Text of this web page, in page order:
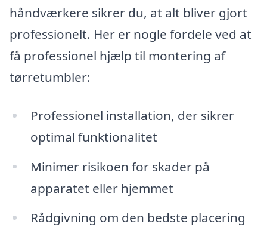
håndværkere sikrer du, at alt bliver gjort
professionelt. Her er nogle fordele ved at
få professionel hjælp til montering af
tørretumbler:
Professionel installation, der sikrer
optimal funktionalitet
Minimer risikoen for skader på
apparatet eller hjemmet
Rådgivning om den bedste placering